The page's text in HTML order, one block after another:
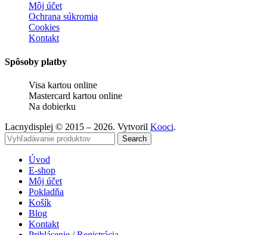
Môj účet
Ochrana súkromia
Cookies
Kontakt
Spôsoby platby
Visa kartou online
Mastercard kartou online
Na dobierku
Lacnydisplej © 2015 – 2026. Vytvoril Kooci.
Search
Úvod
E-shop
Môj účet
Pokladňa
Košík
Blog
Kontakt